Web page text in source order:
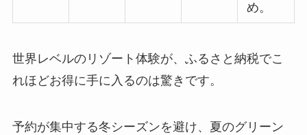
め。
世界レベルのリゾート体験が、ふるさと納税でこ
れほどお得に手に入るのは驚きです。
予約が集中する冬シーズンを避け、夏のグリーン